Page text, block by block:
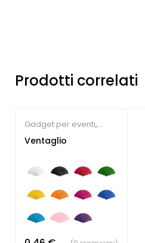
Prodotti correlati
Gadget per eventi,
Parrucchieri
Ventaglio